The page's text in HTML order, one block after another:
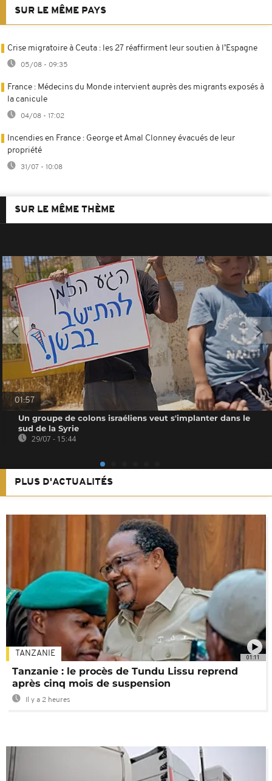
SUR LE MÊME PAYS
Crise migratoire à Ceuta : les 27 réaffirment leur soutien à l’Espagne
05/08 - 09:35
France : Médecins du Monde intervient auprès des migrants exposés à
la canicule
04/08 - 17:02
Incendies en France : George et Amal Clonney évacués de leur
propriété
31/07 - 10:08
SUR LE MÊME THÈME
01:57
Un groupe de colons israéliens veut s'implanter dans le
sud de la Syrie
29/07 - 15:44
PLUS D'ACTUALITÉS
01:11
TANZANIE
Tanzanie : le procès de Tundu Lissu reprend
après cinq mois de suspension
Il y a 2 heures